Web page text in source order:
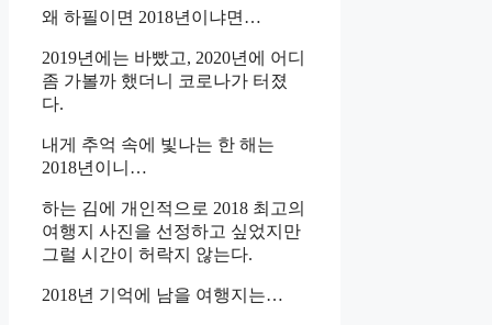
왜 하필이면 2018년이냐면…
2019년에는 바빴고, 2020년에 어디
좀 가볼까 했더니 코로나가 터졌
다.
내게 추억 속에 빛나는 한 해는
2018년이니…
하는 김에 개인적으로 2018 최고의
여행지 사진을 선정하고 싶었지만
그럴 시간이 허락지 않는다.
2018년 기억에 남을 여행지는…